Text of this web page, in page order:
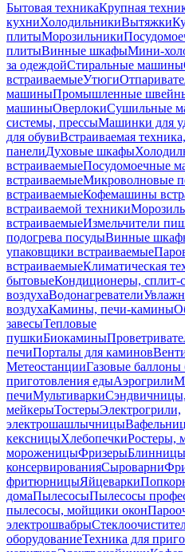
Бытовая техникаКрупная
кухниХолодильникиВытяжки
плитыМорозильники
плитыВинные шкафыМини-
за одеждойСтиральные машины
встраиваемыеУтюги
машиныПромышленные
машиныОверлокиСушильные
системы, прессыМашинки для
для обувиВстраиваемая
панелиДуховые шкафы
встраиваемыеПосудомоечные
встраиваемыеМикроволновые
встраиваемыеКофемашины
встраиваемой техники
встраиваемыеИзмельчители
подогрева посудыВинные
упаковщики встраиваемые
встраиваемыеКлиматическая
бытовыеКондиционеры, сплит-
воздухаВодонагреватели
воздухаКамины, печи-камины
завесыТепловые
пушкиБиокамины
печиПорталы для каминов
МетеостанцииГазовые
приготовления едыАэрогрили
печиМультиварки
мейкерыТостерыЭлектрогрили,
электрошашлычницы
кексницыХлебопечкиРостеры,
мороженицыФризерыБлинницы
консервированияСыроварни
фритюрницыЯйцеварки
домаПылесосыПылесосы
пылесосы, мойщики окон
электрошвабры
оборудованиеТехника для